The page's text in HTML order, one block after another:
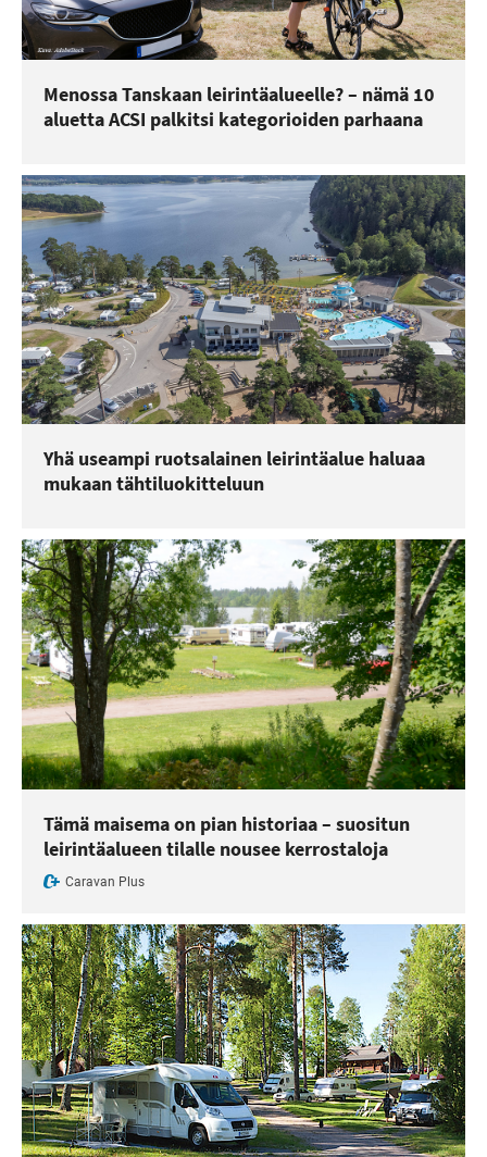
Menossa Tanskaan leirintäalueelle? – nämä 10
aluetta ACSI palkitsi kategorioiden parhaana
Yhä useampi ruotsalainen leirintäalue haluaa
mukaan tähtiluokitteluun
Tämä maisema on pian historiaa – suositun
leirintäalueen tilalle nousee kerrostaloja
Caravan Plus